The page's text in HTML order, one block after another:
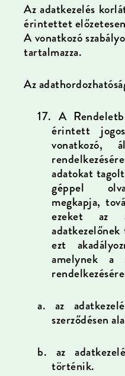
Az adatkezelés
érintettet
A vonatkozó
tartalmazza.
Az
17. A
érintett
vonatkozó,
adatokat
géppel
megkapja,
ezeket az
ezt
amelynek a
a. az
szerződésen
b. az
történik.